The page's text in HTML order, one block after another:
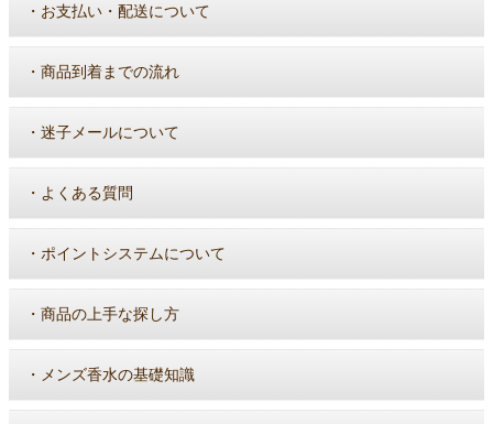
・ お支払い・配送について
・ 商品到着までの流れ
・ 迷子メールについて
・ よくある質問
・ ポイントシステムについて
・ 商品の上手な探し方
・ メンズ香水の基礎知識